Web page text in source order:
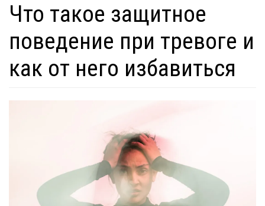
Что такое защитное
поведение при тревоге и
как от него избавиться